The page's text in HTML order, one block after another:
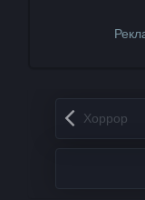
Запись навигация
Хоррор